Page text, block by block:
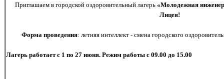
Приглашаем в городской оздоровительный лагерь «Молодежная
Лицея!
Форма проведения: летняя интеллект - смена городского
Лагерь работает с 1 по 27 июня. Режим работы с 09.00 до 15.00